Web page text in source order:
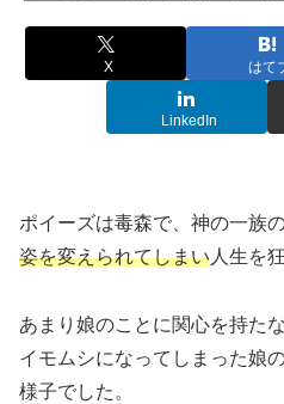
X はて
LinkedIn
ポイーズは毒森で、神の一族
姿を変えられてしまい人生を
あまり娘のことに関心を持た
イモムシになってしまった娘
様子でした。